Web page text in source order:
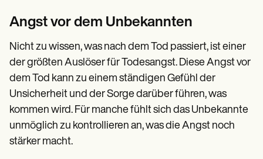
Angst vor dem Unbekannten
Nicht zu wissen, was nach dem Tod passiert, ist einer
der größten Auslöser für Todesangst. Diese Angst vor
dem Tod kann zu einem ständigen Gefühl der
Unsicherheit und der Sorge darüber führen, was
kommen wird. Für manche fühlt sich das Unbekannte
unmöglich zu kontrollieren an, was die Angst noch
stärker macht.